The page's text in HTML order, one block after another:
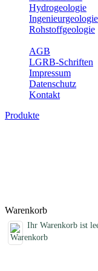
Hydrogeologie
Ingenieurgeologie
Rohstoffgeologie
AGB
LGRB-Schriften
Impressum
Datenschutz
Kontakt
Produkte
Warenkorb
Ihr Warenkorb ist